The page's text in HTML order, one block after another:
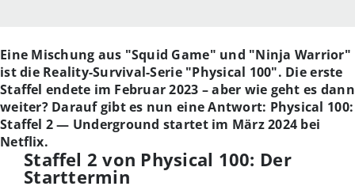
Eine Mischung aus "Squid Game" und "Ninja Warrior"
ist die Reality-Survival-Serie "Physical 100". Die erste
Staffel endete im Februar 2023 – aber wie geht es dann
weiter? Darauf gibt es nun eine Antwort: Physical 100:
Staffel 2 — Underground startet im März 2024 bei
Netflix.
Staffel 2 von Physical 100: Der
Starttermin